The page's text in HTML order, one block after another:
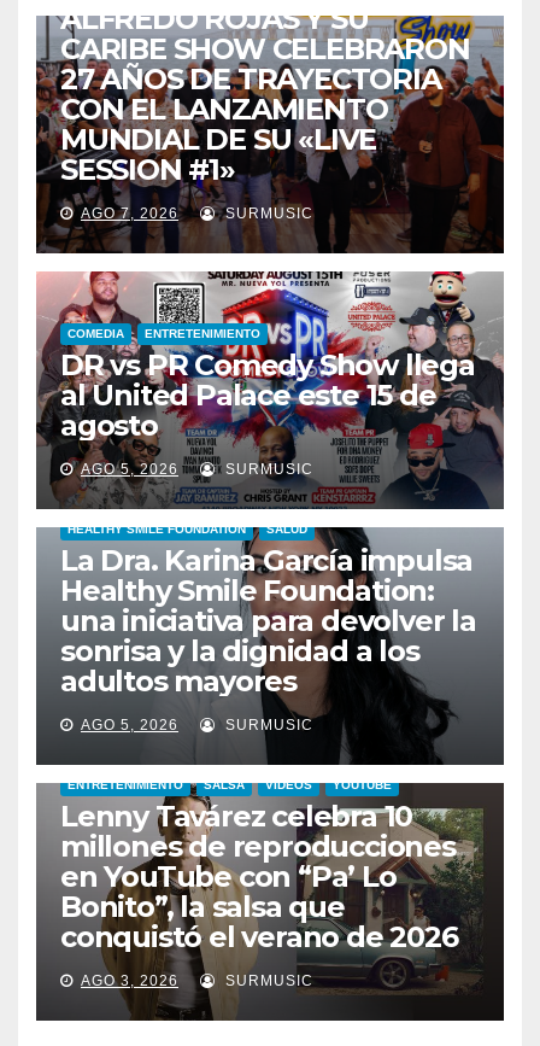
ALFREDO ROJAS Y SU
CARIBE SHOW CELEBRARON
27 AÑOS DE TRAYECTORIA
CON EL LANZAMIENTO
MUNDIAL DE SU «LIVE
SESSION #1»
AGO 7, 2026 SURMUSIC
COMEDIA ENTRETENIMIENTO
DR vs PR Comedy Show llega
al United Palace este 15 de
agosto
AGO 5, 2026 SURMUSIC
HEALTHY SMILE FOUNDATION SALUD
La Dra. Karina García impulsa
Healthy Smile Foundation:
una iniciativa para devolver la
sonrisa y la dignidad a los
adultos mayores
AGO 5, 2026 SURMUSIC
ENTRETENIMIENTO SALSA VIDEOS YOUTUBE
Lenny Tavárez celebra 10
millones de reproducciones
en YouTube con “Pa’ Lo
Bonito”, la salsa que
conquistó el verano de 2026
AGO 3, 2026 SURMUSIC